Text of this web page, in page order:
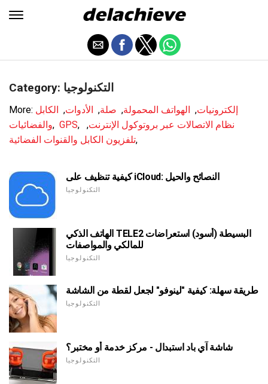
Category: التكنولوجيا
More: إلكترونيات, الهواتف المحمولة, صلة, الأدوات, الكابل
والفضائيات, GPS, نظام الاتصالات عبر بروتوكول الإنترنت,
تلفزيون الكابل والقنوات الفضائية,
كيفية تنظيف على iCloud: النصائح والحيل
التكنولوجيا
الهاتف الذكي TELE2 البسيطة (أسود) استعراضات
للمالكي والمواصفات
التكنولوجيا
طريقة سهلة: كيفية "لينوفو" لجعل لقطة من الشاشة
التكنولوجيا
شاشة آي باد استبدال - مركز خدمة أو مختبر؟
التكنولوجيا